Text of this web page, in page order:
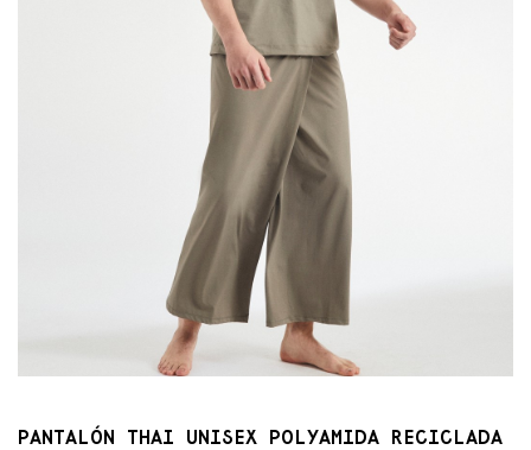
PANTALÓN THAI UNISEX POLYAMIDA RECICLADA